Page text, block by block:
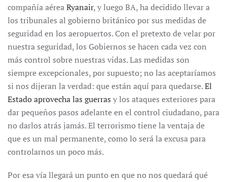
compañía aéreaRyanair, y luego BA, ha decidido llevar a
los tribunales al gobierno británico por sus medidas de
seguridad en los aeropuertos. Con el pretexto de velar por
nuestra seguridad, los Gobiernos se hacen cada vez con
más control sobre nuestras vidas. Las medidas son
siempre excepcionales, por supuesto; no las aceptaríamos
si nos dijeran la verdad: que están aquí para quedarse.El
Estado aprovecha las guerras y los ataques exteriores para
dar pequeños pasos adelante en el control ciudadano, para
no darlos atrás jamás. El terrorismo tiene la ventaja de
que es un mal permanente, como lo será la excusa para
controlarnos un poco más.
Por esa vía llegará un punto en que no nos quedará qué